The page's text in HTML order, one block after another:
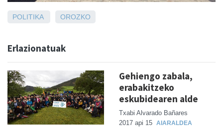
POLITIKA OROZKO
Erlazionatuak
Gehiengo zabala,
erabakitzeko
eskubidearen alde
Txabi Alvarado Bañares
2017 api 15 AIARALDEA